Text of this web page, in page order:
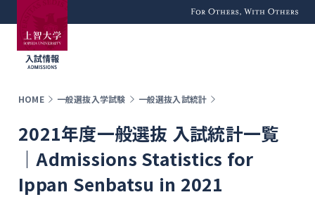
For Others, With
Others
HOME 一般選抜入学試験 一般選抜入試統計
2021年度一般選抜 入試統計一覧
｜Admissions Statistics for
Ippan Senbatsu in 2021